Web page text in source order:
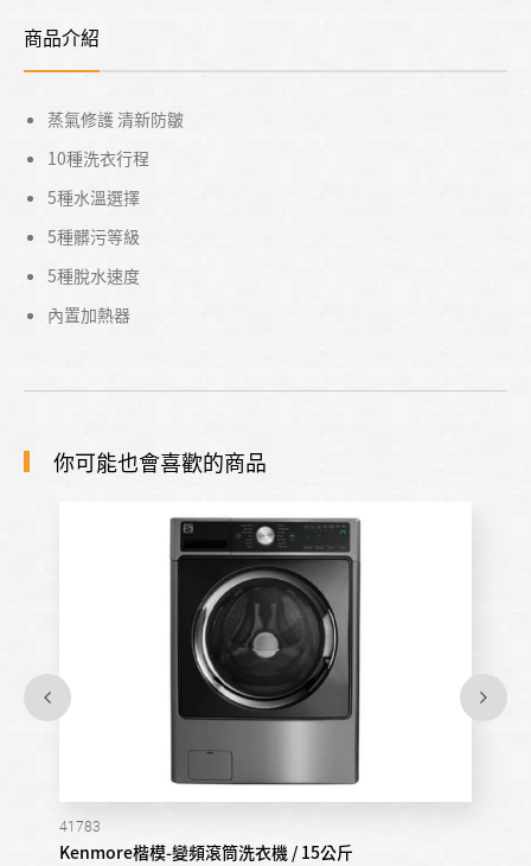
商品介紹
蒸氣修護 清新防皺
10種洗衣行程
5種水溫選擇
5種髒污等級
5種脫水速度
內置加熱器
你可能也會喜歡的商品
41783
Kenmore楷模-變頻滾筒洗衣機 / 15公斤